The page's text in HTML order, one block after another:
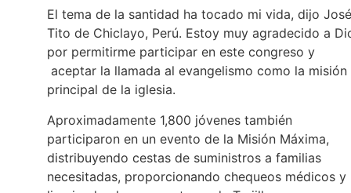
El tema de la santidad ha tocado mi vida, dijo José
Tito de Chiclayo, Perú. Estoy muy agradecido a
por permitirme participar en este congreso y
aceptar la llamada al evangelismo como la misión
principal de la iglesia.
Aproximadamente 1,800 jóvenes también
participaron en un evento de la Misión Máxima,
distribuyendo cestas de suministros a familias
necesitadas, proporcionando chequeos médicos y